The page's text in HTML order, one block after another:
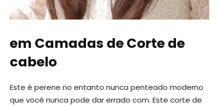
em Camadas de Corte de
cabelo
Este é perene no entanto nunca penteado moderno
que você nunca pode dar errado com. Este corte de